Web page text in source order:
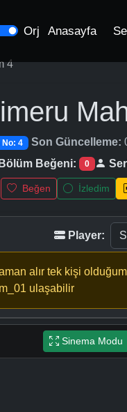
Orj Anasayfa
4
No: 4 Son Güncelleme:
Bölüm Beğeni: 0
Beğen İzledim
Player:
alır tek kişi
ulaşabilir
Sinema Modu